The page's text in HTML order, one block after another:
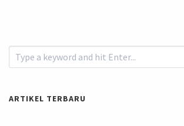
ARTIKEL TERBARU